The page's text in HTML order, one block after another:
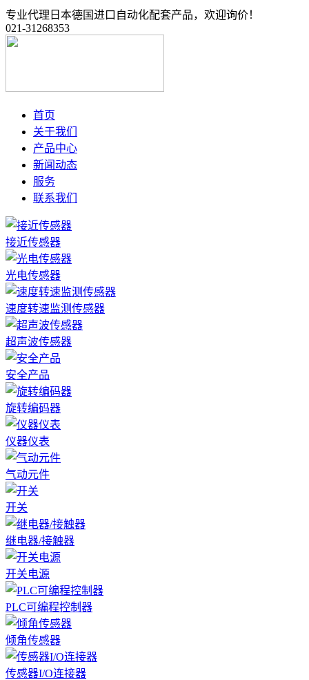
专业代理日本德国进口自动化配套产品，欢迎询价！
021-31268353
首页
关于我们
产品中心
新闻动态
服务
联系我们
接近传感器
光电传感器
速度转速监测传感器
超声波传感器
安全产品
旋转编码器
仪器仪表
气动元件
开关
继电器/接触器
开关电源
PLC可编程控制器
倾角传感器
传感器I/O连接器